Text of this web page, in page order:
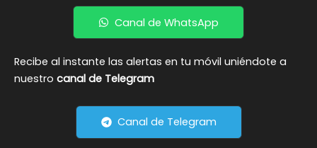
Canal de WhatsApp
Recibe al instante las alertas en tu móvil uniéndote a
nuestro canal de Telegram
Canal de Telegram